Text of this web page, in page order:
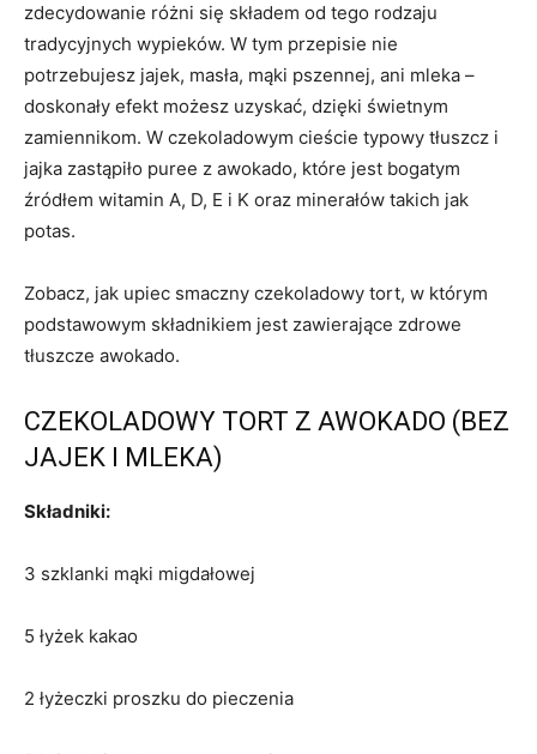
zdecydowanie różni się składem od tego rodzaju
tradycyjnych wypieków. W tym przepisie nie
potrzebujesz jajek, masła, mąki pszennej, ani mleka –
doskonały efekt możesz uzyskać, dzięki świetnym
zamiennikom. W czekoladowym cieście typowy tłuszcz i
jajka zastąpiło puree z awokado, które jest bogatym
źródłem witamin A, D, E i K oraz minerałów takich jak
potas.
Zobacz, jak upiec smaczny czekoladowy tort, w którym
podstawowym składnikiem jest zawierające zdrowe
tłuszcze awokado.
CZEKOLADOWY TORT Z AWOKADO (BEZ
JAJEK I MLEKA)
Składniki:
3 szklanki mąki migdałowej
5 łyżek kakao
2 łyżeczki proszku do pieczenia